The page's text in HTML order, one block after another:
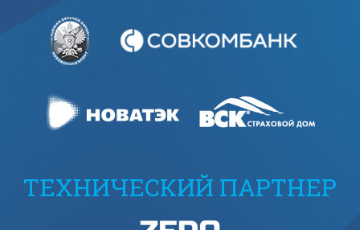
ТЕХНИЧЕСКИЙ ПАРТНЕР